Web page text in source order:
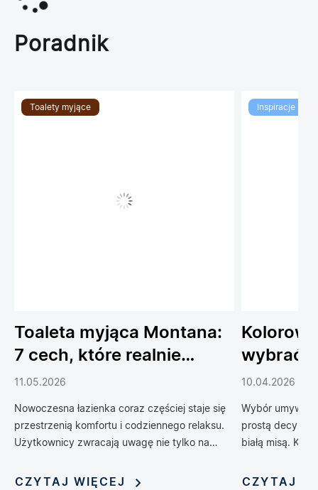
Poradnik
Toalety myjące
Toaleta myjąca Montana:
7 cech, które realnie
podnoszą komfort
codziennego życia
11.05.2026
Nowoczesna łazienka coraz częściej staje się
przestrzenią komfortu i codziennego relaksu.
Użytkownicy zwracają uwagę nie tylko na
poprawiają wygodę, higienę i funkcjonalność
CZYTAJ WIĘCEJ
Inspiracje
wybrać
do
10.04.2026
Wybór
prostą decyzją
białą misą.
oferując
CZYTAJ